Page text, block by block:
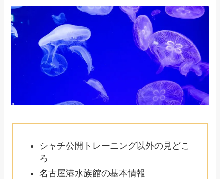
シャチ公開トレーニング以外の見どこ
ろ
名古屋港水族館の基本情報